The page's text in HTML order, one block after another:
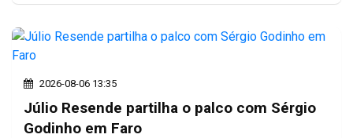
2026-08-06 13:35
Júlio Resende partilha o palco com Sérgio
Godinho em Faro